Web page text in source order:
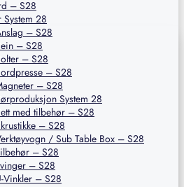
– S28
28
– S28
– S28
– S28
– S28
– S28
System 28
med tilbehør – S28
– S28
/ Sub Table Box – S28
– S28
– S28
Vinkler – S28